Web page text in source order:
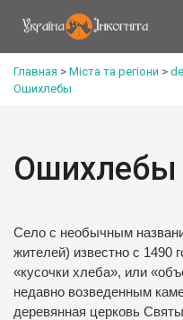
Главная > Міста та регіони >
Ошихлебы
Ошихлебы
Cело с необычным
жителей) известно с 1490
«кусочки хлеба», или
недавно возведенным
деревянная церковь